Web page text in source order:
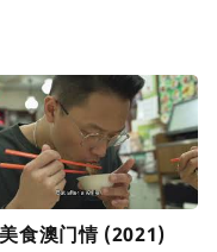
食澳门情 (2021)